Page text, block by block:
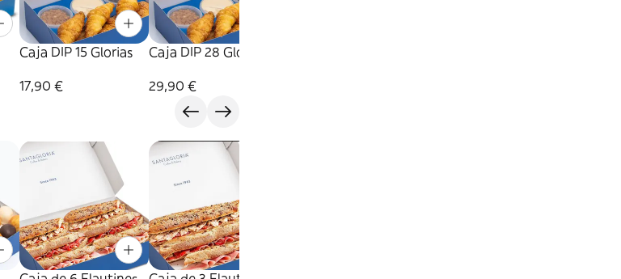
Caja DIP 15 Glorias
17,90 €
Caja DIP 28 Glorias
29,90 €